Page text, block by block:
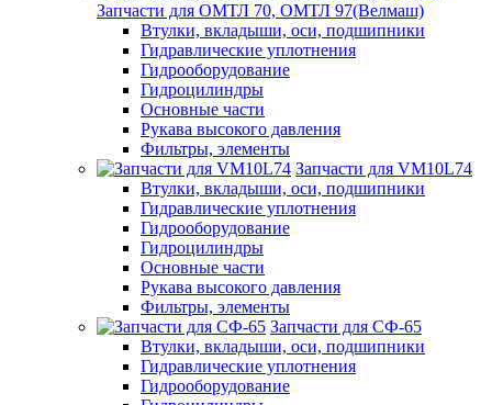
Запчасти для ОМТЛ 70, ОМТЛ 97(Велмаш)
Втулки, вкладыши, оси, подшипники
Гидравлические уплотнения
Гидрооборудование
Гидроцилиндры
Основные части
Рукава высокого давления
Фильтры, элементы
Запчасти для VM10L74
Втулки, вкладыши, оси, подшипники
Гидравлические уплотнения
Гидрооборудование
Гидроцилиндры
Основные части
Рукава высокого давления
Фильтры, элементы
Запчасти для СФ-65
Втулки, вкладыши, оси, подшипники
Гидравлические уплотнения
Гидрооборудование